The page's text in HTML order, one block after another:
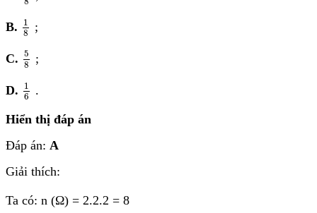
B.
1
8
1
;
C. 5
8
5
;
D.
1
6
1
.
Hiển thị đáp án
Đáp án: A
Giải thích:
Ta có: n (Ω) = 2.2.2 = 8